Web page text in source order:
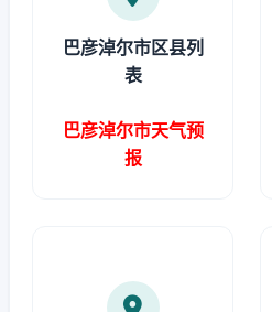
巴彦淖尔市区县列
表
巴彦淖尔市天气预
报